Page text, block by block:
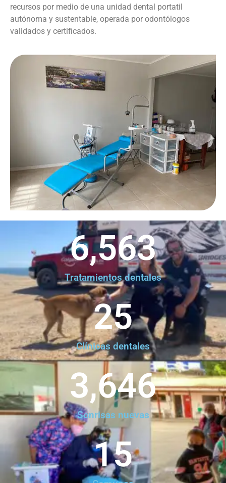
recursos por medio de una unidad dental portatil
autónoma y sustentable, operada por odontólogos
validados y certificados.
Tratamientos dentales
6,563
Clínicas dentales
25
Sonrisas nuevas
3,646
15